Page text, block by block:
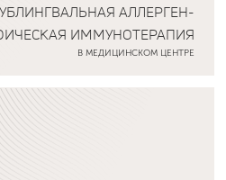
АЛЛЕРГЕН-
ИММУНОТЕРАПИЯ
В МЕДИЦИНСКОМ ЦЕНТРЕ